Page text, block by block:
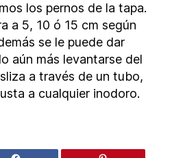
los pernos de la tapa.
a 5, 10 ó 15 cm según
se le puede dar
aún más levantarse del
a través de un tubo,
a cualquier inodoro.